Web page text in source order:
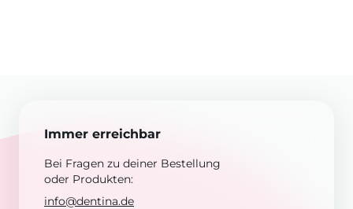
Immer erreichbar
Bei Fragen zu deiner Bestellung
oder Produkten:
info@dentina.de